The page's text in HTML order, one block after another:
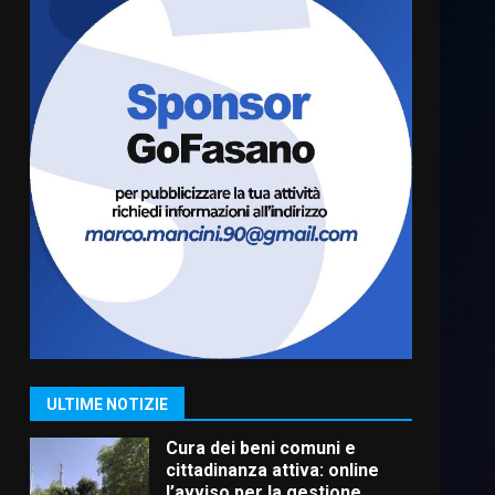
ULTIME NOTIZIE
scrivono al Prefetto: “Noi
cittadini di serie B”
5 Agosto 2026 06:15
7
A Savelletri torna la Sagra del
Pesce Spada: appuntamento
a sabato 8 agosto
5 Agosto 2026 06:10
1
Grazia Neglia, coordinatrice
cittadina di Fratelli d’Italia,
pronta a tornare in Consiglio
Cura dei beni comuni e
cittadinanza attiva: online